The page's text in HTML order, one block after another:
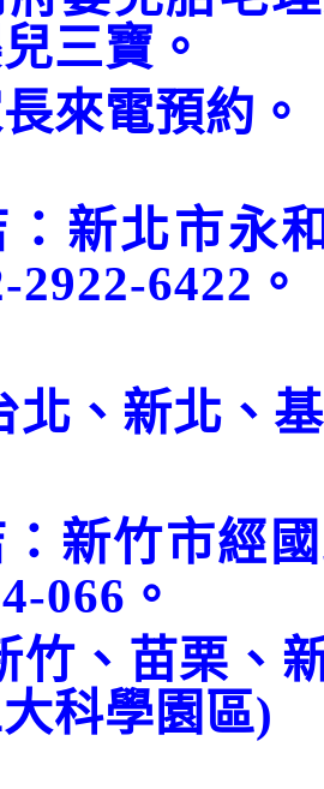
三寶。
來電預約。
：新北市永
2922-6422。
北、新北、
新竹市經
066。
竹、苗栗、
科學園區)